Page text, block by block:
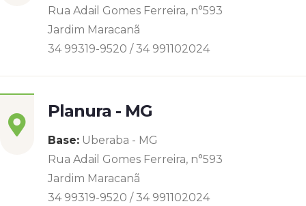
Rua Adail Gomes Ferreira, n°593
Jardim Maracanã
34 99319-9520 / 34 991102024
Planura - MG
Base: Uberaba - MG
Rua Adail Gomes Ferreira, n°593
Jardim Maracanã
34 99319-9520 / 34 991102024